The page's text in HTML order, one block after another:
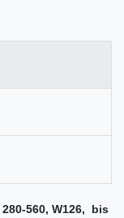
280-560, W126, bis